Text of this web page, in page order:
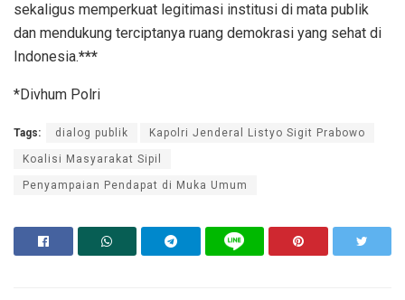
sekaligus memperkuat legitimasi institusi di mata publik
dan mendukung terciptanya ruang demokrasi yang sehat di
Indonesia.***
*Divhum Polri
Tags: dialog publik Kapolri Jenderal Listyo Sigit Prabowo
Koalisi Masyarakat Sipil
Penyampaian Pendapat di Muka Umum